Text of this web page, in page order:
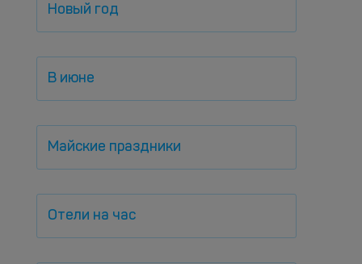
Новый год
В июне
Майские праздники
Отели на час